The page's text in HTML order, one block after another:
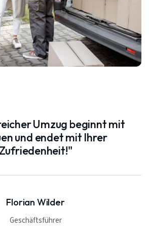
Umzug beginnt mit
und endet mit Ihrer
Zufriedenheit!"
Florian Wilder
Geschäftsführer